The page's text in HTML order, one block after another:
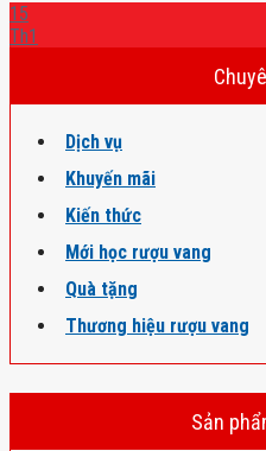
15
Th1
Dịch vụ
Khuyến mãi
Kiến thức
Mới học rượu vang
Quà tặng
Thương hiệu rượu vang
Sản